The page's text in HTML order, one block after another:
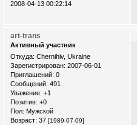
2008-04-13 00:22:14
art-trans
Активный участник
Откуда: Chernihiv, Ukraine
Зарегистрирован: 2007-06-01
Приглашений: 0
Сообщений: 491
Уважение: +1
Позитив: +0
Пол: Мужской
Возраст: 37 [1989-07-09]